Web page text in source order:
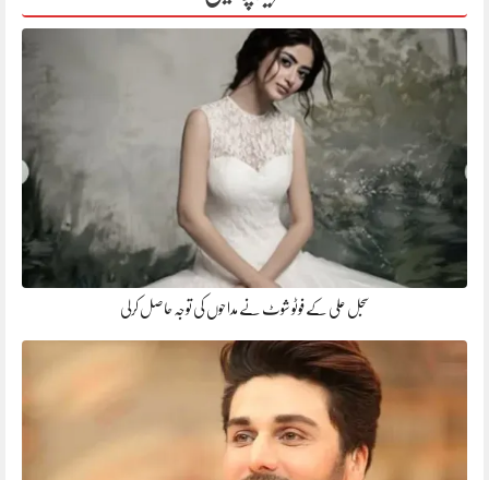
سجل علی کے فوٹو شوٹ نے مداحوں کی توجہ حاصل کرلی